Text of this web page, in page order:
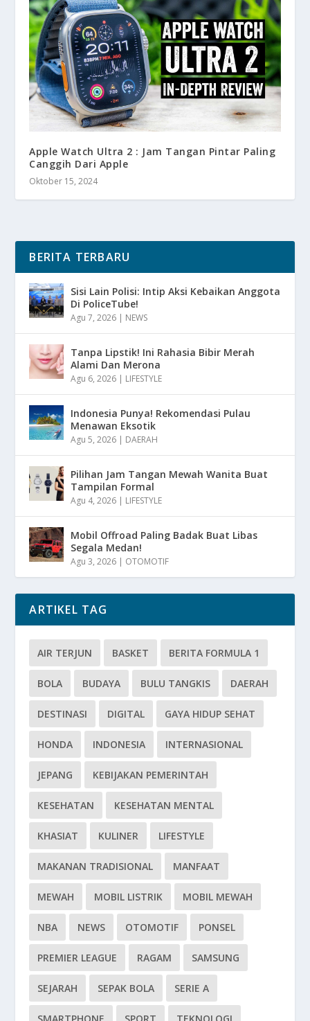
Apple Watch Ultra 2 : Jam Tangan Pintar Paling
Canggih Dari Apple
Oktober 15, 2024
BERITA TERBARU
Sisi Lain Polisi: Intip Aksi Kebaikan Anggota
Di PoliceTube!
Agu 7, 2026 | NEWS
Tanpa Lipstik! Ini Rahasia Bibir Merah
Alami Dan Merona
Agu 6, 2026 | LIFESTYLE
Indonesia Punya! Rekomendasi Pulau
Menawan Eksotik
Agu 5, 2026 | DAERAH
Pilihan Jam Tangan Mewah Wanita Buat
Tampilan Formal
Agu 4, 2026 | LIFESTYLE
Mobil Offroad Paling Badak Buat Libas
Segala Medan!
Agu 3, 2026 | OTOMOTIF
ARTIKEL TAG
AIR TERJUN BASKET BERITA FORMULA 1
BOLA BUDAYA BULU TANGKIS DAERAH
DESTINASI DIGITAL GAYA HIDUP SEHAT
HONDA INDONESIA INTERNASIONAL
JEPANG KEBIJAKAN PEMERINTAH
KESEHATAN KESEHATAN MENTAL
KHASIAT KULINER LIFESTYLE
MAKANAN TRADISIONAL MANFAAT
MEWAH MOBIL LISTRIK MOBIL MEWAH
NBA NEWS OTOMOTIF PONSEL
PREMIER LEAGUE RAGAM SAMSUNG
SEJARAH SEPAK BOLA SERIE A